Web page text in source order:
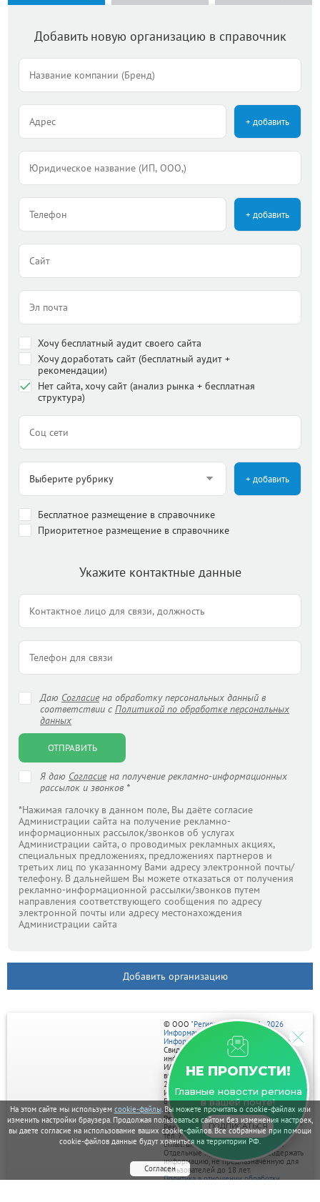
На этом сайте мы используем cookie-файлы. Вы можете прочитать о cookie-файлах или
изменить настройки браузера. Продолжая пользоваться сайтом без изменения настроек,
вы даете согласие на использование ваших cookie-файлов. Все собранные при помощи
cookie-файлов данные будут храниться на территории РФ.
Согласен
Добавить новую организацию в справочник
+ добавить
+ добавить
Хочу бесплатный аудит своего сайта
Хочу доработать сайт (бесплатный аудит +
рекомендации)
Нет сайта, хочу сайт (анализ рынка + бесплатная
структура)
+ добавить
Бесплатное размещение в справочнике
Приоритетное размещение в справочнике
Укажите контактные данные
Даю Согласиена обработку персональных данный в
соответствии с Политикой по обработке персональных
данных
ОТПРАВИТЬ
Я даю Согласиена получение рекламно-информационных
рассылок и звонков *
*Нажимая галочку в данном поле, Вы даёте согласие
Администрации сайта на получение рекламно-
информационных рассылок/звонков об услугах
Администрации сайта, о проводимых рекламных акциях,
специальных предложениях, предложениях партнеров и
третьих лиц по указанному Вами адресу электронной почты/
телефону. В дальнейшем Вы можете отказаться от получения
рекламно-информационной рассылки/звонков путем
направления соответствующего сообщения по адресу
электронной почты или адресу местонахождения
Администрации сайта
Добавить организацию
НЕ ПРОПУСТИ!
Главные новости региона
в вашей почте!
ПОДПИСАТЬСЯ
© ООО "Регион центр" 2004 - 2026
Информационное наполнение:
Информационное агентство vRossii.ru
Свидетельство о регистрации СМИ
информационного агентства vRossii.ru
ИА № ФС 77‑35502
выдано РОСКОМНАДЗОРом 04 марта
2009г.
И. О. Главного редактора Нарыков А. Н.
Баннеры на портале размещаются на
правах рекламы.
Реклама на портале:
Рекламное агентство "Умный маркетинг"
тел. 7-910-267-70-40,
email: umnyy.marketing@yandex.ru
Отдельные публикации могут содержать
информацию, не предназначенную для
пользователей до 18 лет.
Политика в отношении обработки